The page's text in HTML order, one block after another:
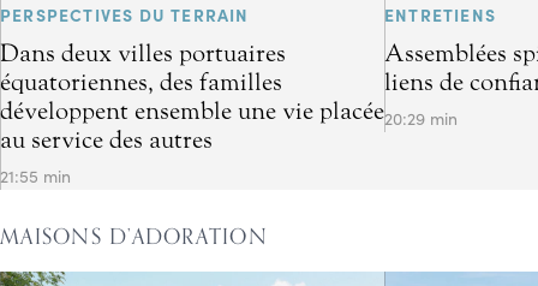
PERSPECTIVES DU TERRAIN
Dans deux villes portuaires
équatoriennes, des familles
développent ensemble une vie placée
au service des autres
21:55 min
ENTRETIENS
Assemblées
liens de
20:29 min
MAISONS D’ADORATION